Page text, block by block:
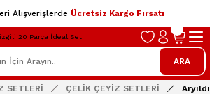
Alışverişlerde Ücretsiz Kargo Fırsatı
ARA
SETLERİ ÇELİK ÇEYİZ SETLERİ